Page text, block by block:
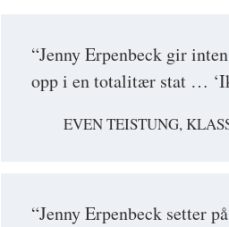
“Jenny Erpenbeck gir
opp i en totalitær stat …
EVEN TEISTUNG,
“Jenny Erpenbeck setter